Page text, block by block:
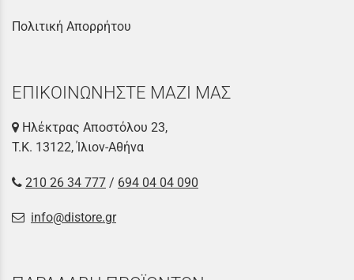
Πολιτική Απορρήτου
ΕΠΙΚΟΙΝΩΝΗΣΤΕ ΜΑΖΙ ΜΑΣ
Ηλέκτρας Αποστόλου 23,
Τ.Κ. 13122, Ίλιον-Αθήνα
210 26 34 777 / 694 04 04 090
info@distore.gr